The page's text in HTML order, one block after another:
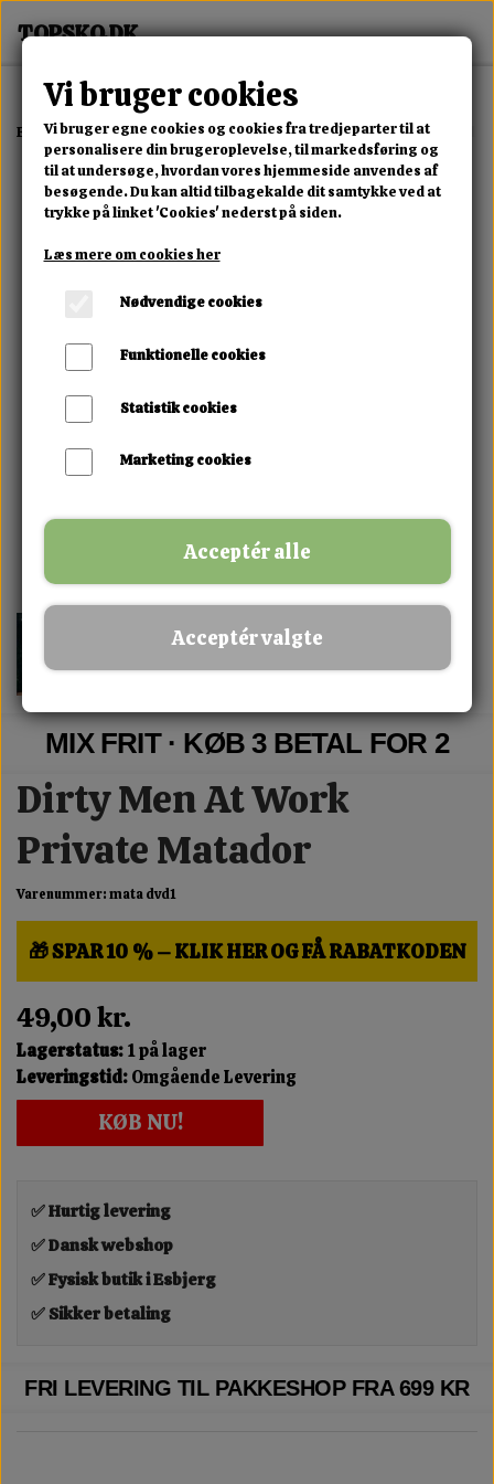
Forside Erotisk Kollektion Dvd Dirty Men At Work Private Matador
MIX FRIT · KØB 3 BETAL FOR 2
Dirty Men At Work
Private Matador
Varenummer: mata dvd1
🎁 SPAR 10 % – KLIK HER OG FÅ RABATKODEN
49,00 kr.
Lagerstatus:1 på lager
Leveringstid:Omgående Levering
KØB NU!
✅ Hurtig levering
✅ Dansk webshop
✅ Fysisk butik i Esbjerg
✅ Sikker betaling
FRI LEVERING TIL PAKKESHOP FRA 699 KR
Vi bruger cookies
Vi bruger egne cookies og cookies fra tredjeparter til at
personalisere din brugeroplevelse, til markedsføring og
til at undersøge, hvordan vores hjemmeside anvendes af
besøgende. Du kan altid tilbagekalde dit samtykke ved at
trykke på linket 'Cookies' nederst på siden.
Læs mere om cookies her
Nødvendige cookies
Funktionelle cookies
Statistik cookies
Marketing cookies
Acceptér alle
Acceptér valgte